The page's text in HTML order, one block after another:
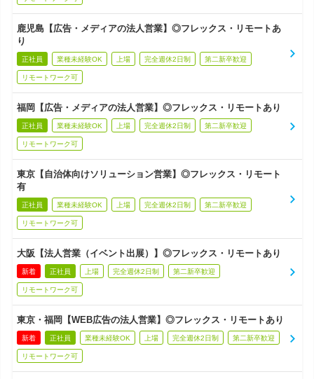
鹿児島【広告・メディアの法人営業】◎フレックス・リモートあ
り
正社員 業種未経験OK 上場 完全週休2日制 第二新卒歓迎
リモートワーク可
福岡【広告・メディアの法人営業】◎フレックス・リモートあり
正社員 業種未経験OK 上場 完全週休2日制 第二新卒歓迎
リモートワーク可
東京【自治体向けソリューション営業】◎フレックス・リモート
有
正社員 業種未経験OK 上場 完全週休2日制 第二新卒歓迎
リモートワーク可
大阪【法人営業（イベント出展）】◎フレックス・リモートあり
新着 正社員 上場 完全週休2日制 第二新卒歓迎
リモートワーク可
東京・福岡【WEB広告の法人営業】◎フレックス・リモートあり
新着 正社員 業種未経験OK 上場 完全週休2日制 第二新卒歓迎
リモートワーク可